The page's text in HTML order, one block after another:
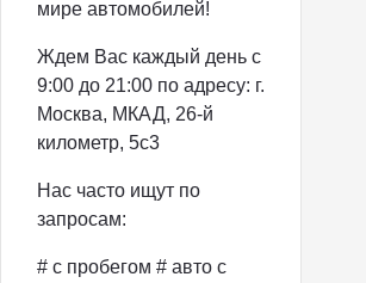
мире автомобилей!
Ждем Вас каждый день с
9:00 до 21:00 по адресу: г.
Москва, МКАД, 26-й
километр, 5с3
Нас часто ищут по
запросам:
# с пробегом # авто с